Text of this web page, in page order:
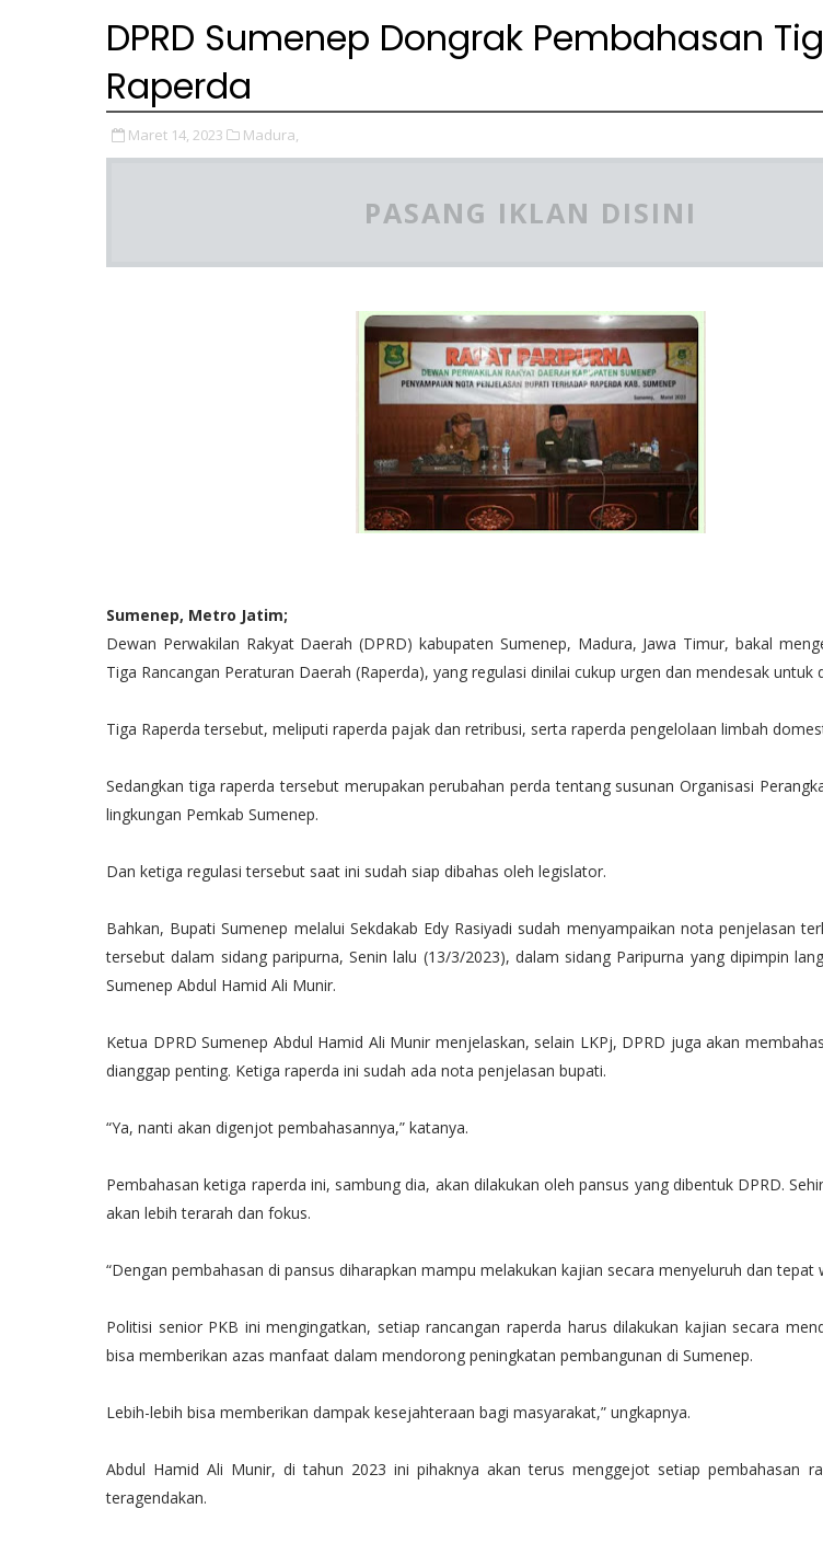
DPRD Sumenep Dongrak Pembahasan
Raperda
Maret 14, 2023 Madura,
PASANG IKLAN DISINI
Sumenep, Metro Jatim;
Dewan Perwakilan Rakyat Daerah (DPRD) kabupaten Sumenep, Madura, Jawa Timur, bakal
Tiga Rancangan Peraturan Daerah (Raperda), yang regulasi dinilai cukup urgen dan mendesak untuk
Tiga Raperda tersebut, meliputi raperda pajak dan retribusi, serta raperda pengelolaan limbah
Sedangkan tiga raperda tersebut merupakan perubahan perda tentang susunan Organisasi
lingkungan Pemkab Sumenep.
Dan ketiga regulasi tersebut saat ini sudah siap dibahas oleh legislator.
Bahkan, Bupati Sumenep melalui Sekdakab Edy Rasiyadi sudah menyampaikan nota penjelasan
tersebut dalam sidang paripurna, Senin lalu (13/3/2023), dalam sidang Paripurna yang dipimpin
Sumenep Abdul Hamid Ali Munir.
Ketua DPRD Sumenep Abdul Hamid Ali Munir menjelaskan, selain LKPj, DPRD juga akan
dianggap penting. Ketiga raperda ini sudah ada nota penjelasan bupati.
“Ya, nanti akan digenjot pembahasannya,” katanya.
Pembahasan ketiga raperda ini, sambung dia, akan dilakukan oleh pansus yang dibentuk DPRD.
akan lebih terarah dan fokus.
“Dengan pembahasan di pansus diharapkan mampu melakukan kajian secara menyeluruh dan tepat
Politisi senior PKB ini mengingatkan, setiap rancangan raperda harus dilakukan kajian secara
bisa memberikan azas manfaat dalam mendorong peningkatan pembangunan di Sumenep.
Lebih-lebih bisa memberikan dampak kesejahteraan bagi masyarakat,” ungkapnya.
Abdul Hamid Ali Munir, di tahun 2023 ini pihaknya akan terus menggejot setiap pembahasan
teragendakan.